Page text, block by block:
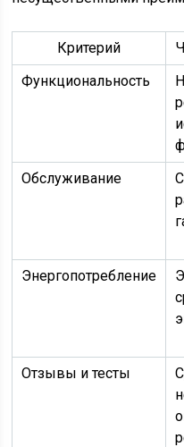
Критерий
Функциональность
Обслуживание
Энергопотребление
Отзывы и тесты